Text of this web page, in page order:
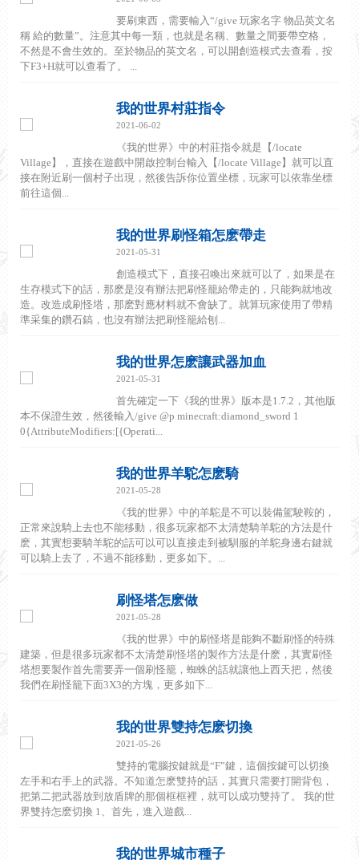
要刷東西，需要輸入“/give 玩家名字 物品英文名
稱 給的數量”。注意其中每一類，也就是名稱、數量之間要帶空格，
不然是不會生效的。至於物品的英文名，可以開創造模式去查看，按
下F3+H就可以查看了。 ...
我的世界村莊指令
2021-06-02
《我的世界》中的村莊指令就是【/locate
Village】，直接在遊戲中開啟控制台輸入【/locate Village】就可以直
接在附近刷一個村子出現，然後告訴你位置坐標，玩家可以依靠坐標
前往這個...
我的世界刷怪箱怎麽帶走
2021-05-31
創造模式下，直接召喚出來就可以了，如果是在
生存模式下的話，那麽是沒有辦法把刷怪籠給帶走的，只能夠就地改
造。改造成刷怪塔，那麽對應材料就不會缺了。就算玩家使用了帶精
準采集的鑽石鎬，也沒有辦法把刷怪籠給刨...
我的世界怎麽讓武器加血
2021-05-31
首先確定一下《我的世界》版本是1.7.2，其他版
本不保證生效，然後輸入/give @p minecraft:diamond_sword 1
0{AttributeModifiers:[{Operati...
我的世界羊駝怎麽騎
2021-05-28
《我的世界》中的羊駝是不可以裝備駕駛鞍的，
正常來說騎上去也不能移動，很多玩家都不太清楚騎羊駝的方法是什
麽，其實想要騎羊駝的話可以可以直接走到被馴服的羊駝身邊右鍵就
可以騎上去了，不過不能移動，更多如下。...
刷怪塔怎麽做
2021-05-28
《我的世界》中的刷怪塔是能夠不斷刷怪的特殊
建築，但是很多玩家都不太清楚刷怪塔的製作方法是什麽，其實刷怪
塔想要製作首先需要弄一個刷怪籠，蜘蛛的話就讓他上西天把，然後
我們在刷怪籠下面3X3的方塊，更多如下...
我的世界雙持怎麽切換
2021-05-26
雙持的電腦按鍵就是“F”鍵，這個按鍵可以切換
左手和右手上的武器。不知道怎麽雙持的話，其實只需要打開背包，
把第二把武器放到放盾牌的那個框框裡，就可以成功雙持了。 我的世
界雙持怎麽切換 1、首先，進入遊戲...
我的世界城市種子